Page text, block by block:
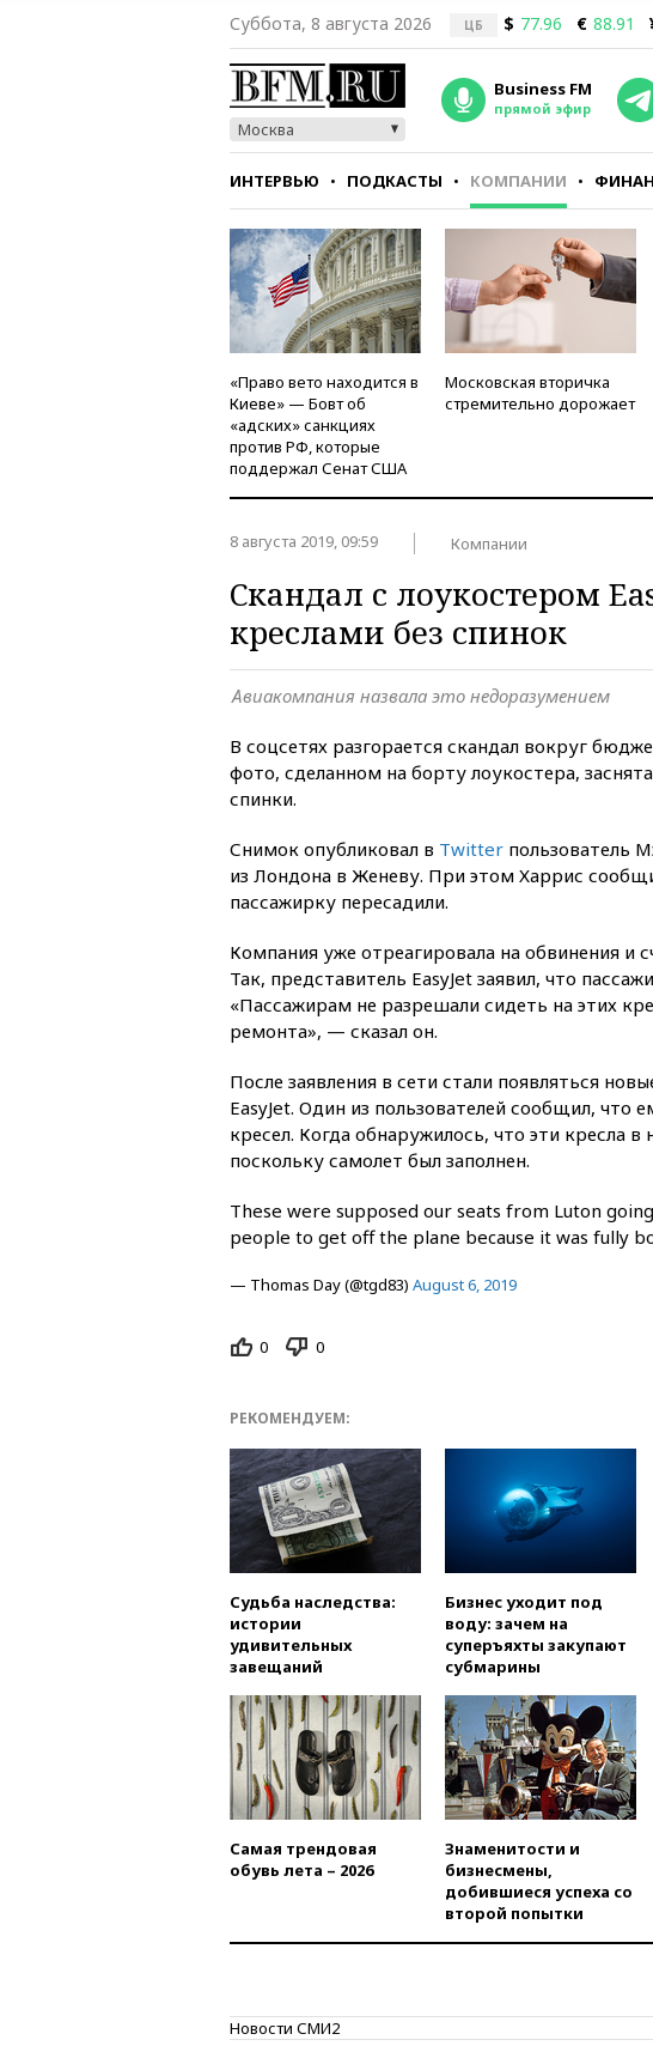
Суббота, 8 августа 2026 ЦБ $ 77.96 € 88.91
Москва
Business FM
прямой эфир
ИНТЕРВЬЮ ПОДКАСТЫ КОМПАНИИ
СТИЛЬ ТЕСТЫ
«Право вето находится в
Киеве» — Бовт об
«адских» санкциях
против РФ, которые
поддержал Сенат США
Московская вторичка
стремительно дорожает
8 августа 2019, 09:59 Компании
Скандал с лоукостером
креслами без спинок
Авиакомпания назвала это недоразумением
В соцсетях разгорается скандал вокруг
фото, сделанном на борту лоукостера,
спинки.
Снимок опубликовал в Twitter пользователь
из Лондона в Женеву. При этом Харрис
пассажирку пересадили.
Компания уже отреагировала на обвинения и
Так, представитель EasyJet заявил, что
«Пассажирам не разрешали сидеть на этих
ремонта», — сказал он.
После заявления в сети стали появляться
EasyJet. Один из пользователей сообщил, что
кресел. Когда обнаружилось, что эти кресла
поскольку самолет был заполнен.
These were supposed our seats from Luton
people to get off the plane because it was fully
— Thomas Day (@tgd83) August 6, 2019
0 0
РЕКОМЕНДУЕМ:
Судьба наследства:
истории
удивительных
завещаний
Бизнес уходит под
воду: зачем на
суперъяхты закупают
субмарины
Самая трендовая
обувь лета – 2026
Знаменитости и
бизнесмены,
добившиеся успеха со
второй попытки
Новости СМИ2